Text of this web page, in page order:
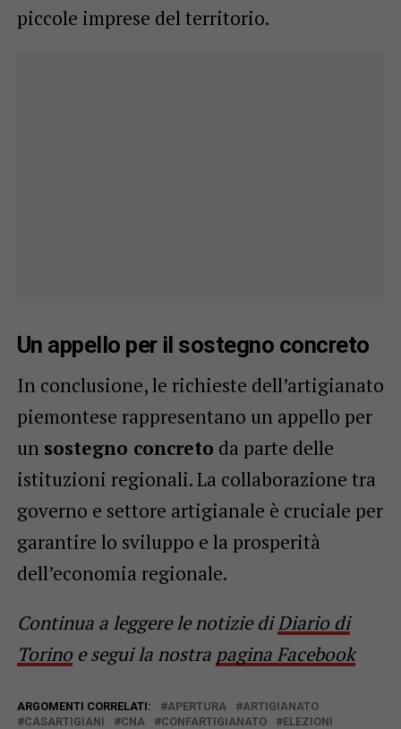
piccole imprese del territorio.
Un appello per il sostegno concreto
In conclusione, le richieste dell’artigianato
piemontese rappresentano un appello per
un sostegno concreto da parte delle
istituzioni regionali. La collaborazione tra
governo e settore artigianale è cruciale per
garantire lo sviluppo e la prosperità
dell’economia regionale.
Continua a leggere le notizie diDiario di
Torinoe segui la nostra pagina Facebook
ARGOMENTI CORRELATI: APERTURA
ARTIGIANATO
CASARTIGIANI
CNA CONFARTIGIANATO ELEZIONI